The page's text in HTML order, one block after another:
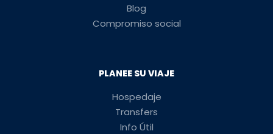
Blog
Compromiso social
PLANEE SU VIAJE
Hospedaje
Transfers
Info Útil